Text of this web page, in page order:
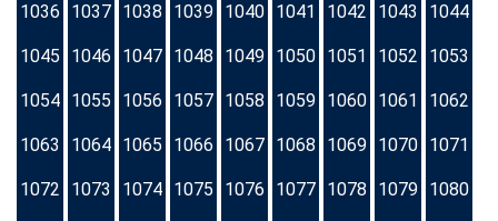
1036 1037 1038 1039 1040 1041 1042 1043 1044
1045 1046 1047 1048 1049 1050 1051 1052 1053
1054 1055 1056 1057 1058 1059 1060 1061 1062
1063 1064 1065 1066 1067 1068 1069 1070 1071
1072 1073 1074 1075 1076 1077 1078 1079 1080